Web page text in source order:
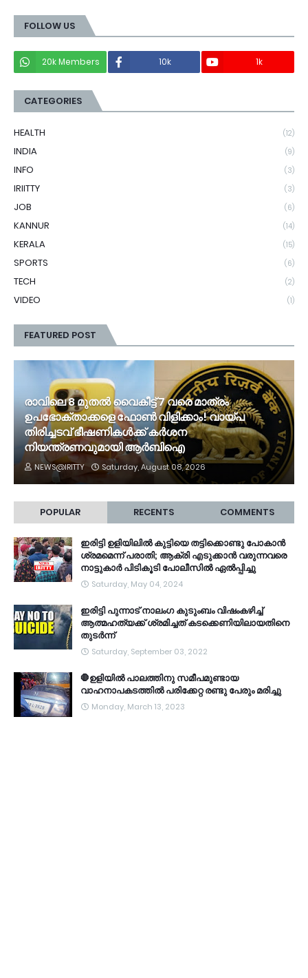
FOLLOW US
20k Members 10k 1k
CATEGORIES
HEALTH (12)
INDIA (9)
INFO (3)
IRIITTY (3)
JOB (6)
KANNUR (14)
KERALA (15)
SPORTS (6)
TECH (2)
VIDEO (1)
FEATURED POST
രാവിലെ 8 മുതൽ വൈകീട്ട് 7 വരെ മാത്രം
ഉപഭോക്താക്കളെ ഫോൺ വിളിക്കാം! വായ്പ
തിരിച്ചടവ് ഭീഷണികൾക്ക് കർശന
നിയന്ത്രണവുമായി ആർബിഐ
NEWS@IRITTY Saturday, August 08, 2026
POPULAR RECENTS COMMENTS
ഇരിട്ടി ഉളിയിലിൽ കുട്ടിയെ തട്ടിക്കൊണ്ടു പോകാൻ
ശ്രമമെന്ന് പരാതി; ആക്രി എടുക്കാൻ വരുന്നവരെ
നാട്ടുകാർ പിടികൂടി പോലീസിൽ ഏൽപ്പിച്ചു
Saturday, May 04, 2024
ഇരിട്ടി പുന്നാട് നാലംഗ കുടുംബം വിഷംകഴിച്ച്‌
ആത്മഹത്യക്ക് ശ്രമിച്ചത് കടക്കെണിയിലായതിനെ
തുടർന്ന്
Saturday, September 03, 2022
🛑ഉളിയിൽ പാലത്തിനു സമീപമുണ്ടായ
വാഹനാപകടത്തിൽ പരിക്കേറ്റ രണ്ടു പേരും മരിച്ചു
Monday, March 13, 2023